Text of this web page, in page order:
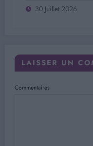
30 Juillet 2026
LAISSER UN
Commentaires